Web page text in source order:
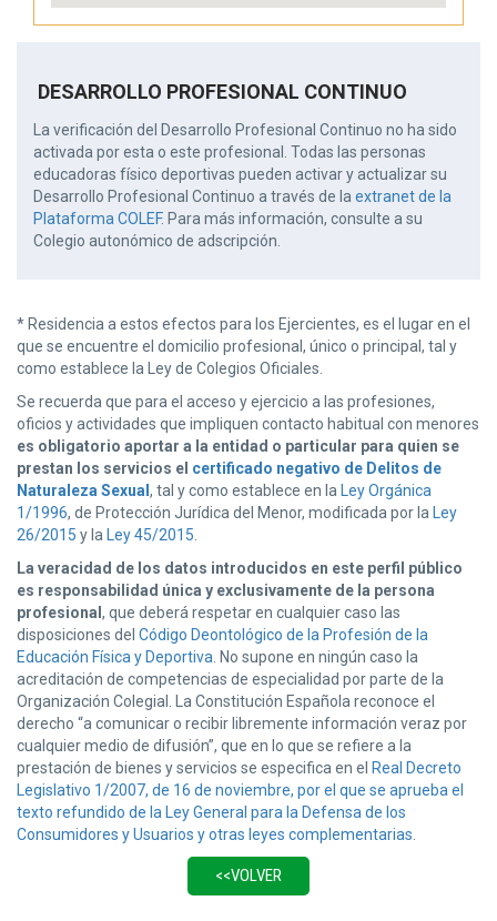
DESARROLLO PROFESIONAL CONTINUO
La verificación del Desarrollo Profesional Continuo no ha sido
activada por esta o este profesional. Todas las personas
educadoras físico deportivas pueden activar y actualizar su
Desarrollo Profesional Continuo a través de la extranet de la
Plataforma COLEF. Para más información, consulte a su
Colegio autonómico de adscripción.
* Residencia a estos efectos para los Ejercientes, es el lugar en el
que se encuentre el domicilio profesional, único o principal, tal y
como establece la Ley de Colegios Oficiales.
Se recuerda que para el acceso y ejercicio a las profesiones,
oficios y actividades que impliquen contacto habitual con menores
es obligatorio aportar a la entidad o particular para quien se
prestan los servicios el certificado negativo de Delitos de
Naturaleza Sexual , tal y como establece en la
Ley Orgánica
1/1996, de Protección Jurídica del Menor, modificada por la
Ley
26/2015 y la Ley 45/2015
La veracidad de los datos introducidos en este perfil público
es responsabilidad única y exclusivamente de la persona
profesional , que deberá respetar en cualquier caso las
disposiciones del Código Deontológico de la Profesión de la
Educación Física y Deportiva . No supone en ningún caso la
acreditación de competencias de especialidad por parte de la
Organización Colegial. La Constitución Española reconoce el
derecho “a comunicar o recibir libremente información veraz por
cualquier medio de difusión”, que en lo que se refiere a la
prestación de bienes y servicios se especifica en el Real Decreto
Legislativo 1/2007, de 16 de noviembre, por el que se aprueba el
texto refundido de la Ley General para la Defensa de los
Consumidores y Usuarios y otras leyes complementarias